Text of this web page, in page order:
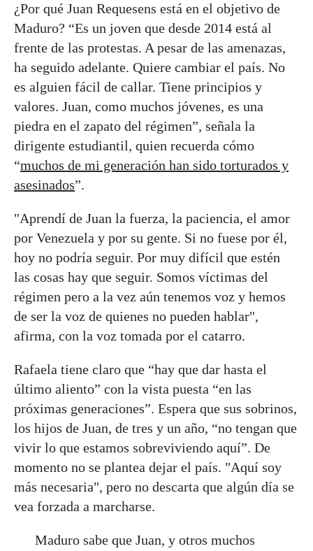
¿Por qué Juan Requesens está en el objetivo de
Maduro? “Es un joven que desde 2014 está al
frente de las protestas. A pesar de las amenazas,
ha seguido adelante. Quiere cambiar el país. No
es alguien fácil de callar. Tiene principios y
valores. Juan, como muchos jóvenes, es una
piedra en el zapato del régimen”, señala la
dirigente estudiantil, quien recuerda cómo
“muchos de mi generación han sido torturados y
asesinados”.
"Aprendí de Juan la fuerza, la paciencia, el amor
por Venezuela y por su gente. Si no fuese por él,
hoy no podría seguir. Por muy difícil que estén
las cosas hay que seguir. Somos víctimas del
régimen pero a la vez aún tenemos voz y hemos
de ser la voz de quienes no pueden hablar",
afirma, con la voz tomada por el catarro.
Rafaela tiene claro que “hay que dar hasta el
último aliento” con la vista puesta “en las
próximas generaciones”. Espera que sus sobrinos,
los hijos de Juan, de tres y un año, “no tengan que
vivir lo que estamos sobreviviendo aquí”. De
momento no se plantea dejar el país. "Aquí soy
más necesaria", pero no descarta que algún día se
vea forzada a marcharse.
Maduro sabe que Juan, y otros muchos